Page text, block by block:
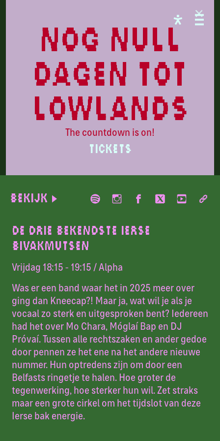
nog null
dagen tot
lowlands
The countdown is on!
TICKETS
Kneecap
Bekijk
DE DRIE BEKENDSTE IERSE
BIVAKMUTSEN
Vrijdag 18:15 - 19:15 / Alpha
Was er een band waar het in 2025 meer over
ging dan Kneecap?! Maar ja, wat wil je als je
vocaal zo sterk en uitgesproken bent? Iedereen
had het over Mo Chara, Móglaí Bap en DJ
Próvaí. Tussen alle rechtszaken en ander gedoe
door pennen ze het ene na het andere nieuwe
nummer. Hun optredens zijn om door een
Belfasts ringetje te halen. Hoe groter de
tegenwerking, hoe sterker hun wil. Zet straks
maar een grote cirkel om het tijdslot van deze
Ierse bak energie.